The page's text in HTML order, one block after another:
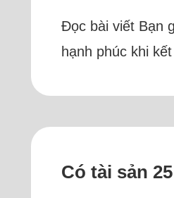
Đọc bài viết Bạn
hạnh phúc khi
Có tài sản